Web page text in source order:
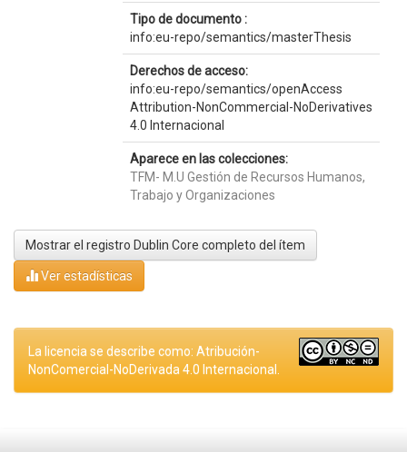
Tipo de documento :
info:eu-repo/semantics/masterThesis
Derechos de acceso:
info:eu-repo/semantics/openAccess
Attribution-NonCommercial-NoDerivatives
4.0 Internacional
Aparece en las colecciones:
TFM- M.U Gestión de Recursos Humanos,
Trabajo y Organizaciones
Mostrar el registro Dublin Core completo del ítem
Ver estadísticas
La licencia se describe como: Atribución-
NonComercial-NoDerivada 4.0 Internacional.